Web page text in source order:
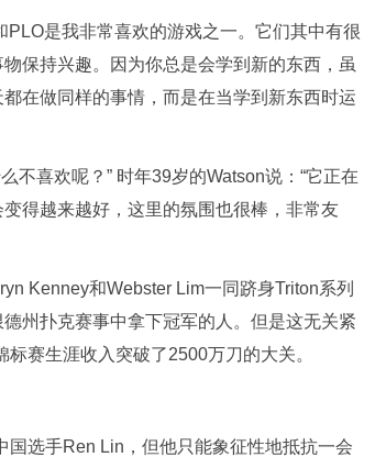
PLO是我非常喜欢的游戏之一。它们其中有很
保持兴趣。因为你总是会学到新的东西，虽
在做同样的事情，而是在当学到新东西时运
不喜欢呢？” 时年39岁的Watson说：“它正在
得越来越好，这里的氛围也很棒，非常友
Kenney和Webster Lim一同跻身Triton系列
州扑克赛事中拿下冠军的人。但是这无关紧
赛生涯收入突破了2500万刀的大关。
选手Ren Lin，但他只能象征性地抵抗一会